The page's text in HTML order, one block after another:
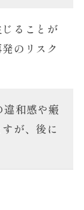
ることが
のリスク
和感や瘢
が、後に